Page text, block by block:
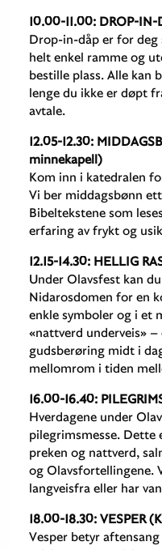
10.00-11.00: DROP-
Drop-in-dåp er for deg
helt enkel ramme og
bestille plass. Alle kan
lenge du ikke er døpt
avtale.
12.05-12.30:
minnekapell)
Kom inn i katedralen
Vi ber middagsbønn
Bibeltekstene som
erfaring av frykt og
12.15-14.30: HELLIG
Under Olavsfest kan
Nidarosdomen for en
enkle symboler og i et
«nattverd underveis»
gudsberøring midt i
mellomrom i tiden
16.00-16.40:
Hverdagene under
pilegrimsmesse. Dette
preken og nattverd,
og Olavsfortellingene.
langveisfra eller har
18.00-18.30: VESPER
Vesper betyr